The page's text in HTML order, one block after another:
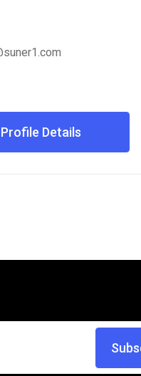
Profile Details